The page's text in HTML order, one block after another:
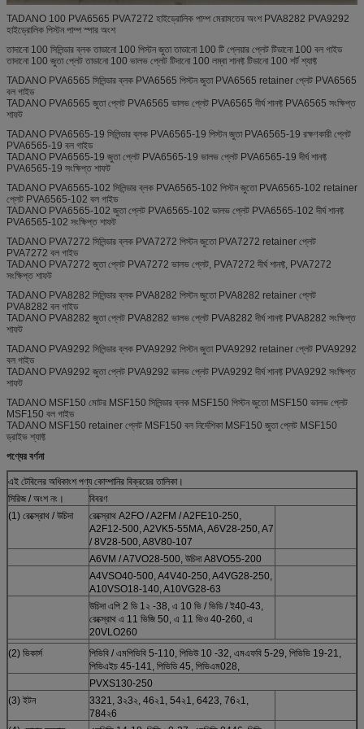
TADANO 100 PVA6565 PVA7272 হাইড্রোলিক পাম্প মেরামতের অংশ PVA8282 PVA9292
হাইড্রোলিক পিস্টন পাম্প স্পার অংশ
তাদানো 100 সিলিন্ডার ব্লক তাডানো 100 পিস্টন জুতা তাডানো 100 টি প্লেয়ার প্লেট টিডানো 100 বল গাইড
তাদানো 100 জুতা প্লেট তাডানো 100 ভালভ প্লেট টিদানো 100 লম্বা শানফ্ট টিডানো 100 শর্ট শ্যাফ্ট
TADANO PVA6565 সিলিন্ডার ব্লক PVA6565 পিস্টন জুতা PVA6565 retainer প্লেট PVA6565
বল গাইড
TADANO PVA6565 জুতা প্লেট PVA6565 ভালভ প্লেট PVA6565 দীর্ঘ শানফ্ট PVA6565 সংক্ষিপ্ত
শাফট
TADANO PVA6565-19 সিলিন্ডার ব্লক PVA6565-19 পিস্টন জুতা PVA6565-19 রক্ষণকারী প্লেট
PVA6565-19 বল গাইড
TADANO PVA6565-19 জুতা প্লেট PVA6565-19 ভালভ প্লেট PVA6565-19 দীর্ঘ শানফ্ট
PVA6565-19 সংক্ষিপ্ত শাফট
TADANO PVA6565-102 সিলিন্ডার ব্লক PVA6565-102 পিস্টন জুতো PVA6565-102 retainer
প্লেট PVA6565-102 বল গাইড
TADANO PVA6565-102 জুতা প্লেট PVA6565-102 ভালভ প্লেট PVA6565-102 দীর্ঘ শানফ্ট
PVA6565-102 সংক্ষিপ্ত শাফট
TADANO PVA7272 সিলিন্ডার ব্লক PVA7272 পিস্টন জুতো PVA7272 retainer প্লেট
PVA7272 বল গাইড
TADANO PVA7272 জুতা প্লেট PVA7272 ভালভ প্লেট, PVA7272 দীর্ঘ শানফ্ট, PVA7272
সংক্ষিপ্ত শাফট
TADANO PVA8282 সিলিন্ডার ব্লক PVA8282 পিস্টন জুতো PVA8282 retainer প্লেট
PVA8282 বল গাইড
TADANO PVA8282 জুতা প্লেট PVA8282 ভালভ প্লেট PVA8282 দীর্ঘ শানফ্ট PVA8282 সংক্ষিপ্ত
শাফট
TADANO PVA9292 সিলিন্ডার ব্লক PVA9292 পিস্টন জুতা PVA9292 retainer প্লেট PVA9292
বল গাইড
TADANO PVA9292 জুতা প্লেট PVA9292 ভালভ প্লেট PVA9292 দীর্ঘ শানফ্ট PVA9292 সংক্ষিপ্ত
শাফট
TADANO MSF150 মোটর MSF150 সিলিন্ডার ব্লক MSF150 পিস্টন জুতো MSF150 ভালভ প্লেট
MSF150 বল গাইড
TADANO MSF150 retainer প্লেট MSF150 বল নির্দেশিকা MSF150 জুতা প্লেট MSF150
ড্রাইভ শ্যাফ্ট
পণ্যের বর্ণনা
এই টেবিলের অধিকাংশ পণ্য কোম্পানির বিক্রয়ের তালিকা।
সিরিজ / অংশ নং।
বিবরণ
(1) রেক্স্রোথ / উচিদা
রেক্স্রোথ A2FO / A2FM / A2FE10-250,
A2F12-500, A2VK5-55MA, A6V28-250, A7
/ 8V28-500, A8V80-107
A6VM / A7VO28-500, উচিদা A8VO55-200
A4VSO40-500, A4V40-250, A4VG28-250,
A10VSO18-140, A10VG28-63
উচিদা এপি 2 ডি 1২ -38, এ 10 ভি / ভিডি / ই40-43,
রেক্স্রোথ এ 11 ভিজি 50, এ 11 ভিও 40-260, এ
20VLO260
(2) ভিকার্স
পিভিবি / এমপিভিবি 5-110, পিভিউ 10 -32, এমএফবি 5-29, পিভিভি 19-21,
পিভিএইচ 45-141, পিভিডি 45, পিভিএম028,
PVXS130-250
(3) ইটন
3321, 3২3২, 46২1, 54২1, 6423, 76২1,
784২6